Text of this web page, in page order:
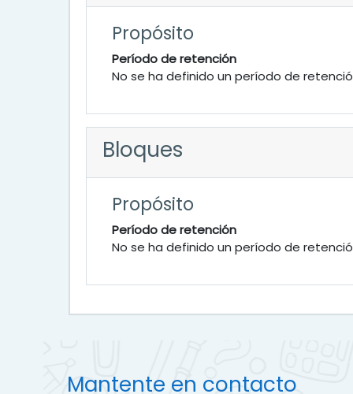
Propósito
Período de retención
No se ha definido un período de
Bloques
Propósito
Período de retención
No se ha definido un período de
Mantente en contacto